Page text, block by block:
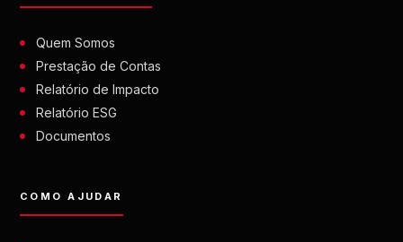
Quem Somos
Prestação de Contas
Relatório de Impacto
Relatório ESG
Documentos
COMO AJUDAR